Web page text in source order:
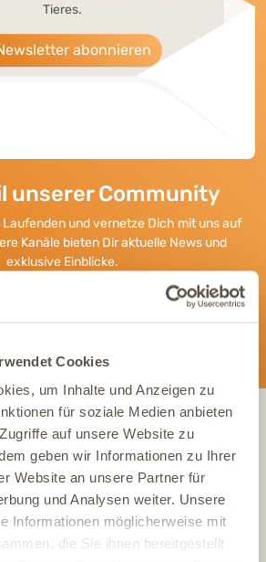
Cookies
um Inhalte und Anzeigen zu
für soziale Medien anbieten
auf unsere Website zu
geben wir Informationen zu Ihrer
Website an unsere Partner für
und Analysen weiter. Unsere
Informationen möglicherweise mit
die Sie ihnen bereitgestellt
Tieres.
abonnieren
unserer Community
Laufenden und vernetze Dich mit uns auf
Kanäle bieten Dir aktuelle News und
exklusive Einblicke.
Mo-Fr, 7-17 Uhr